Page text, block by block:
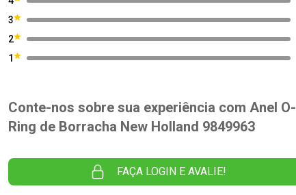
3
2
1
Conte-nos sobre sua experiência com Anel O-
Ring de Borracha New Holland 9849963
FAÇA LOGIN E AVALIE!